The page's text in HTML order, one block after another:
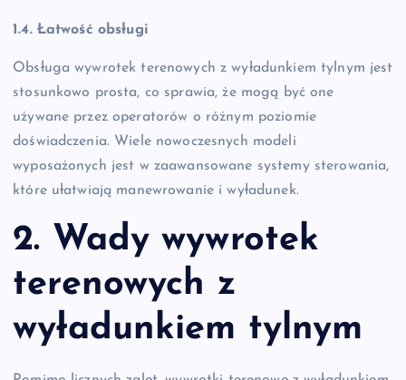
1.4. Łatwość obsługi
Obsługa wywrotek terenowych z wyładunkiem tylnym jest
stosunkowo prosta, co sprawia, że mogą być one
używane przez operatorów o różnym poziomie
doświadczenia. Wiele nowoczesnych modeli
wyposażonych jest w zaawansowane systemy sterowania,
które ułatwiają manewrowanie i wyładunek.
2. Wady wywrotek
terenowych z
wyładunkiem tylnym